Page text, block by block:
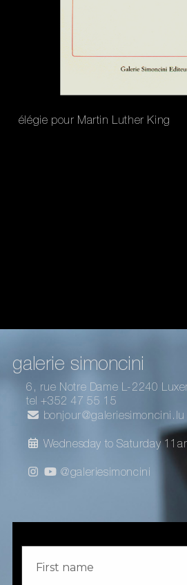
élégie pour Martin Luther King
galerie simoncini
6, rue Notre Dame L-2240
tel +352 47 55 15
bonjour@galeriesimoncini.lu
Wednesday to Saturday
@galeriesimoncini